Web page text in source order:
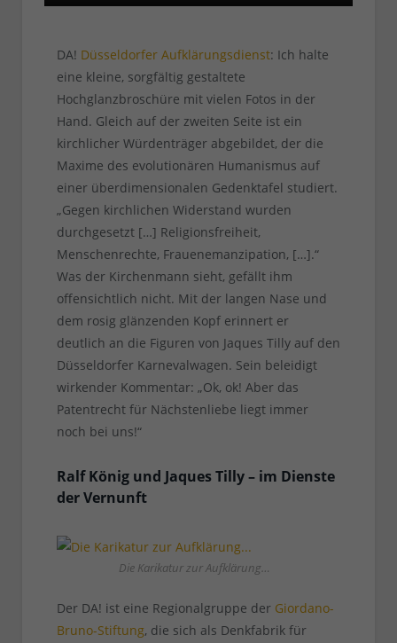
DA! Düsseldorfer Aufklärungsdienst: Ich halte
eine kleine, sorgfältig gestaltete
Hochglanzbroschüre mit vielen Fotos in der
Hand. Gleich auf der zweiten Seite ist ein
kirchlicher Würdenträger abgebildet, der die
Maxime des evolutionären Humanismus auf
einer überdimensionalen Gedenktafel studiert.
„Gegen kirchlichen Widerstand wurden
durchgesetzt […] Religionsfreiheit,
Menschenrechte, Frauenemanzipation, […].“
Was der Kirchenmann sieht, gefällt ihm
offensichtlich nicht. Mit der langen Nase und
dem rosig glänzenden Kopf erinnert er
deutlich an die Figuren von Jaques Tilly auf den
Düsseldorfer Karnevalwagen. Sein beleidigt
wirkender Kommentar: „Ok, ok! Aber das
Patentrecht für Nächstenliebe liegt immer
noch bei uns!“
Ralf König und Jaques Tilly – im Dienste
der Vernunft
Die Karikatur zur Aufklärung…
Der DA! ist eine Regionalgruppe der Giordano-
Bruno-Stiftung, die sich als Denkfabrik für